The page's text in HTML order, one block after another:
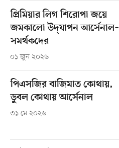
প্রিমিয়ার লিগ শিরোপা জয়ে
জমকালো উদ্‌যাপন আর্সেনাল–
সমর্থকদের
০১ জুন ২০২৬
পিএসজির বাজিমাত কোথায়,
ডুবল কোথায় আর্সেনাল
৩১ মে ২০২৬